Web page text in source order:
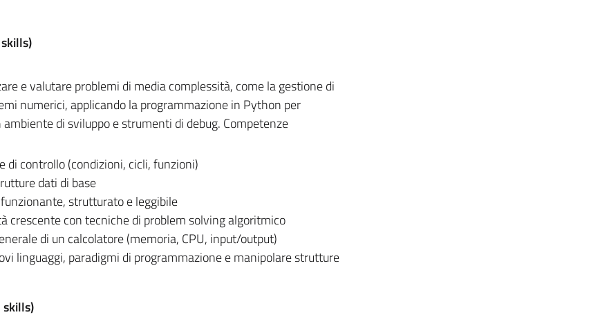
e valutare problemi di media complessità, come la gestione di
numerici, applicando la programmazione in Python per
di sviluppo e strumenti di debug. Competenze
di controllo (condizioni, cicli, funzioni)
dati di base
strutturato e leggibile
crescente con tecniche di problem solving algoritmico
di un calcolatore (memoria, CPU, input/output)
linguaggi, paradigmi di programmazione e manipolare strutture